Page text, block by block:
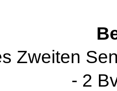
Zweiten
- 2